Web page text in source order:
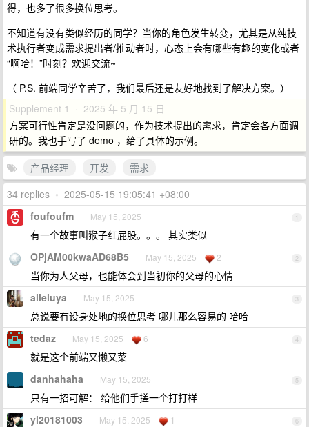
得，也多了很多换位思考。
不知道有没有类似经历的同学？当你的角色发生转变，尤其是从纯技
术执行者变成需求提出者/推动者时，心态上会有哪些有趣的变化或者
“啊哈！”时刻？欢迎交流~
（ P.S. 前端同学辛苦了，我们最后还是友好地找到了解决方案。）
Supplement 1 · 2025 年 5 月 15 日
方案可行性肯定是没问题的，作为技术提出的需求，肯定会各方面调
研的。我也手写了 demo ，给了具体的示例。
产品经理
开发
需求
34 replies • 2025-05-15 19:05:41 +08:00
1
foufoufm May 15, 2025
有一个故事叫猴子红屁股。。。 其实类似
2
OPjAM00kwaAD68B5 May 15, 2025 2
当你为人父母，也能体会到当初你的父母的心情
3
alleluya May 15, 2025
总说要有设身处地的换位思考 哪儿那么容易的 哈哈
4
tedaz May 15, 2025 6
就是这个前端又懒又菜
5
danhahaha May 15, 2025
只有一招可解： 给他们手搓一个打打样
6
yl20181003 May 15, 2025 1